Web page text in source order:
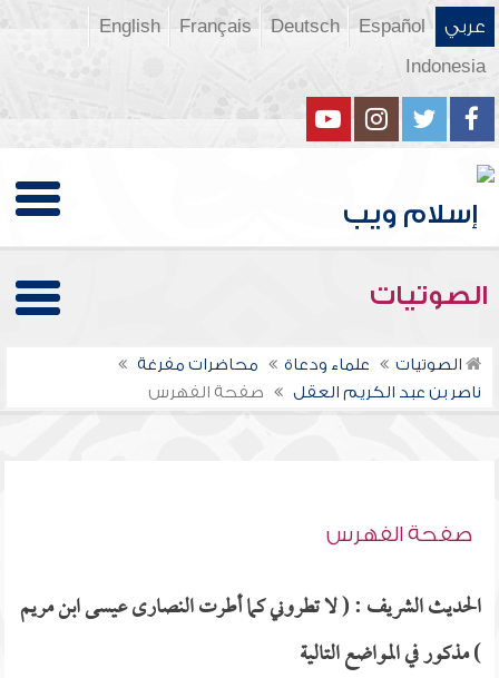
عربي Español
Deutsch
Français
English
Indonesia
الصوتيات
الصوتيات علماء ودعاة
محاضرات مفرغة
ناصر بن عبد الكريم العقل
صفحة الفهرس
صفحة الفهرس
الحديث الشريف : ( لا تطروني كما أطرت النصارى عيسى ابن مريم
) مذكور في المواضع التالية